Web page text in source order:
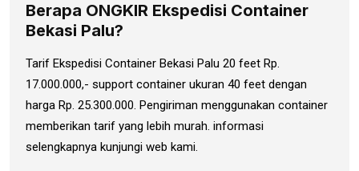
Berapa ONGKIR Ekspedisi Container
Bekasi Palu?
Tarif Ekspedisi Container Bekasi Palu 20 feet Rp.
17.000.000,- support container ukuran 40 feet dengan
harga Rp. 25.300.000. Pengiriman menggunakan container
memberikan tarif yang lebih murah. informasi
selengkapnya kunjungi web kami.